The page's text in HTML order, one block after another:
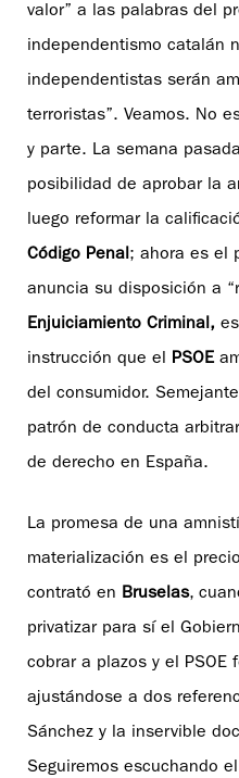
valor” a las palabras del
independentismo catalán
independentistas serán
terroristas”. Veamos. No
y parte. La semana pasada
posibilidad de aprobar la
luego reformar la
Código Penal; ahora es el
anuncia su disposición a
Enjuiciamiento Criminal,
instrucción que el PSOE
del consumidor.
patrón de conducta
de derecho en España.
La promesa de una
materialización es el
contrató en Bruselas,
privatizar para sí el
cobrar a plazos y el PSOE
ajustándose a dos
Sánchez y la inservible
Seguiremos escuchando